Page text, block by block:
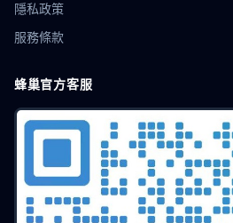
隱私政策
服務條款
蜂巢官方客服